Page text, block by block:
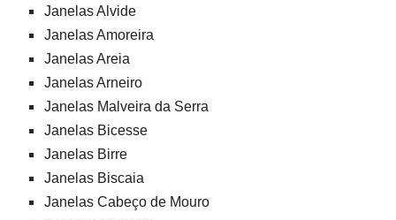
Janelas Alvide
Janelas Amoreira
Janelas Areia
Janelas Arneiro
Janelas Malveira da Serra
Janelas Bicesse
Janelas Birre
Janelas Biscaia
Janelas Cabeço de Mouro